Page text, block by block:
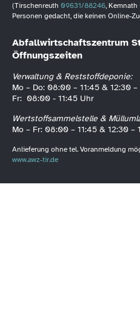
(Tirschenreuth 09631/88246, Kemnath
Personen gedacht, die keinen Online-
Abfallwirtschaftszentrum
Öffnungszeiten
Verwaltung & Reststoffdeponie:
Mo – Do: 08:00 – 11:45 & 12:30
Fr: 08:00 - 11:45 Uhr
Wertstoffsammelstelle &
Mo – Fr: 08:00 – 11:45 & 12:30 –
Anlieferung ohne tel. Voranmeldung
www.awz-tir.de